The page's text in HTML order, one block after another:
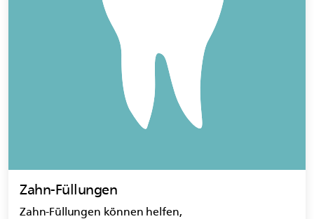
Zahn-Füllungen
Zahn-Füllungen können helfen,